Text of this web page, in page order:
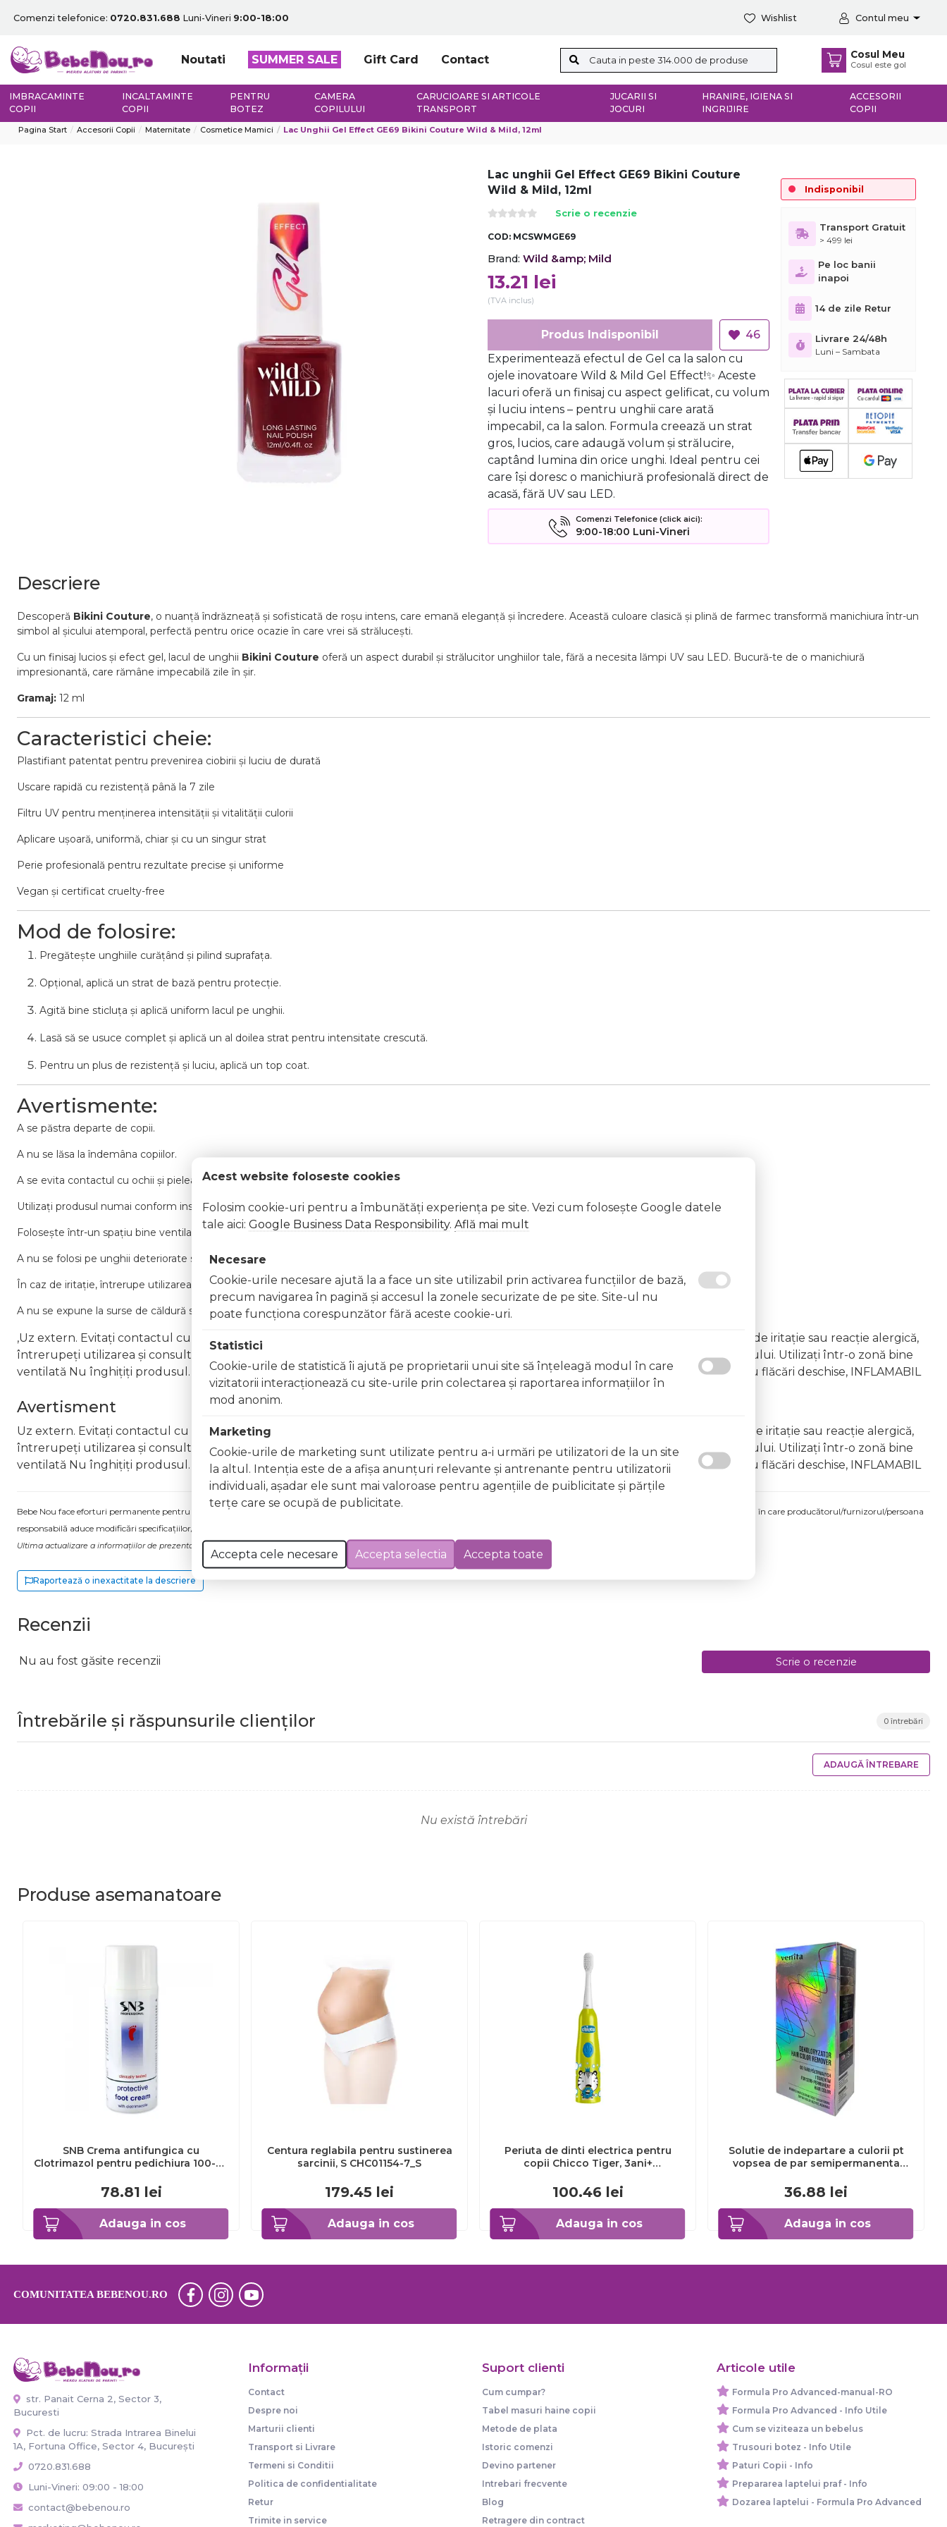
Comenzi telefonice: 0720.831.688 Luni-Vineri 9:00-18:00 Wishlist Contul meu
Noutati SUMMER SALE Gift Card Contact Cosul Meu
Cosul este gol
IMBRACAMINTE
COPII
INCALTAMINTE
COPII
PENTRU
BOTEZ
CAMERA
COPILULUI
CARUCIOARE SI ARTICOLE
TRANSPORT
JUCARII SI
JOCURI
HRANIRE, IGIENA SI
INGRIJIRE
ACCESORII
COPII
Pagina Start Accesorii Copii Maternitate Cosmetice Mamici Lac Unghii Gel Effect GE69 Bikini Couture Wild & Mild, 12ml
Lac unghii Gel Effect GE69 Bikini Couture
Wild & Mild, 12ml
Scrie o recenzie
COD: MCSWMGE69
Brand: Wild &amp; Mild
13.21 lei
(TVA inclus)
Produs Indisponibil
46
Experimentează efectul de Gel ca la salon cu
ojele inovatoare Wild & Mild Gel Effect!✨ Aceste
lacuri oferă un finisaj cu aspect gelificat, cu volum
și luciu intens – pentru unghii care arată
impecabil, ca la salon. Formula creează un strat
gros, lucios, care adaugă volum și strălucire,
captând lumina din orice unghi. Ideal pentru cei
care își doresc o manichiură profesională direct de
acasă, fără UV sau LED.
Comenzi Telefonice (click aici):
9:00-18:00 Luni-Vineri
Indisponibil
Transport Gratuit
> 499 lei
Pe loc banii
inapoi
14 de zile Retur
Livrare 24/48h
Luni – Sambata
Descriere
Descoperă Bikini Couture, o nuanțăîndrăzneață și sofisticată de roșu intens, care emană eleganță șiîncredere. Această culoare clasică și plină de farmec transformă manichiuraîntr-un
simbol al șicului atemporal, perfectă pentru orice ocazieîn care vrei să strălucești.
Cu un finisaj lucios și efect gel, lacul de unghii Bikini Couture oferă un aspect durabil și strălucitor unghiilor tale, fără a necesita lămpi UV sau LED. Bucură-te de o manichiură
impresionantă, care rămâne impecabilă zileîn șir.
Gramaj: 12 ml
Caracteristici cheie:
Plastifiant patentat pentru prevenirea ciobirii și luciu de durată
Uscare rapidă cu rezistență până la 7 zile
Filtru UV pentru menținerea intensității și vitalității culorii
Aplicare ușoară, uniformă, chiar și cu un singur strat
Perie profesională pentru rezultate precise și uniforme
Vegan și certificat cruelty-free
Mod de folosire:
Pregătește unghiile curățând și pilind suprafața.
Opțional, aplică un strat de bază pentru protecție.
Agită bine sticluța și aplică uniform lacul pe unghii.
Lasă să se usuce complet și aplică un al doilea strat pentru intensitate crescută.
Pentru un plus de rezistență și luciu, aplică un top coat.
Avertismente:
A se păstra departe de copii.
A nu se lăsa laîndemâna copiilor.
A se evita contactul cu ochii și pielea sensibilă.
Utilizați produsul numai conform instrucțiunilor.
Foloseșteîntr-un spațiu bine ventilat.
A nu se folosi pe unghii deteriorate sau infectate.
În caz de iritație,întrerupe utilizarea consultăun medic.
A nu se expune la surse de căldură sau flacără deschisă.
,Uz extern. Evitați contactul cu ochii. În caz de contact, clătiți imediat cu apă din abundență A nu se lăsa la îndemâna copiilor În caz de iritație sau reacție alergică,
întrerupeți utilizarea și consultați un specialist Nu aplicați lacul pe unghii deteriorate sau fragile Evitați inhalarea vapourilor produsului. Utilizați într-o zonă bine
ventilată Nu înghițiți produsul. În caz de ingerare accidentală, consultați imediat un medic Evitați expunerea la surse de căldură sau flăcări deschise, INFLAMABIL
Avertisment
Uz extern. Evitați contactul cu ochii. În caz de contact, clătiți imediat cu apă din abundențăA nu se lăsa la îndemâna copiilor În caz de iritație sau reacție alergică,
întrerupeți utilizarea și consultați un specialist Nu aplicați lacul pe unghii deteriorate sau fragile Evitați inhalarea vapourilor produsului. Utilizați într-o zonă bine
ventilată Nu înghițiți produsul. În caz de ingerare accidentală, consultați imediat un medic Evitați expunerea la surse de căldură sau flăcări deschise, INFLAMABIL
Bebe Nou face eforturi permanente pentru a păstra informațiile actualizate. Excepții pentru care informațiile prezentate pot fi diferite față de cele ale produsului comandat pot fi acelea în care producătorul/furnizorul/persoana
responsabilă aduce modificări specificațiilor/etichetei acestuia, fără a ne informa în prealabil. În cazul apariției unor diferențe, prevalează informația de pe etichetele produsului fizic.
Ultima actualizare a informațiilor de prezentare pentru Lac unghii Gel Effect GE69 Bikini Couture Wild & Mild, 12ml a fost efectuată la data de 07.08.2026
Raportează o inexactitate la descriere
Recenzii
Nu au fost găsite recenzii Scrie o recenzie
Întrebările și răspunsurile clienților 0 întrebări
ADAUGĂ ÎNTREBARE
Nu există întrebări
Produse asemanatoare
Adauga in cos
SNB Crema antifungica cu
Clotrimazol pentru pedichiura 100-ml
78.81 lei
Adauga in cos
Centura reglabila pentru sustinerea
sarcinii, S CHC01154-7_S
179.45 lei
Adauga in cos
Periuta de dinti electrica pentru
copii Chicco Tiger, 3ani+
100.46 lei
Adauga in cos
Solutie de indepartare a culorii pt
vopsea de par semipermanenta
ml
36.88 lei
COMUNITATEA BEBENOU.RO
str. Panait Cerna 2, Sector 3,
Bucuresti
Pct. de lucru: Strada Intrarea Binelui
1A, Fortuna Office, Sector 4, București
0720.831.688
Luni-Vineri: 09:00 - 18:00
contact@bebenou.ro
Informaţii
Contact
Despre noi
Marturii clienti
Transport si Livrare
Termeni si Conditii
Politica de confidentialitate
Retur
Trimite in service
Suport clienti
Cum cumpar?
Tabel masuri haine copii
Metode de plata
Istoric comenzi
Devino partener
Intrebari frecvente
Blog
Retragere din contract
Articole utile
Formula Pro Advanced-manual-RO
Formula Pro Advanced - Info Utile
Cum se viziteaza un bebelus
Trusouri botez - Info Utile
Paturi Copii - Info
Prepararea laptelui praf - Info
Dozarea laptelui - Formula Pro Advanced
Acest website foloseste cookies
Folosim cookie-uri pentru a îmbunătăți experiența pe site. Vezi cum folosește Google datele
tale aici: Google Business Data Responsibility. Află mai mult
Necesare
Cookie-urile necesare ajută la a face un site utilizabil prin activarea funcţiilor de bază,
precum navigarea în pagină şi accesul la zonele securizate de pe site. Site-ul nu
poate funcţiona corespunzător fără aceste cookie-uri.
Statistici
Cookie-urile de statistică îi ajută pe proprietarii unui site să înţeleagă modul în care
vizitatorii interacţionează cu site-urile prin colectarea şi raportarea informaţiilor în
mod anonim.
Marketing
Cookie-urile de marketing sunt utilizate pentru a-i urmări pe utilizatori de la un site
la altul. Intenţia este de a afişa anunţuri relevante şi antrenante pentru utilizatorii
individuali, aşadar ele sunt mai valoroase pentru agenţiile de puiblicitate şi părţile
terţe care se ocupă de publicitate.
Accepta cele necesare Accepta selectia Accepta toate